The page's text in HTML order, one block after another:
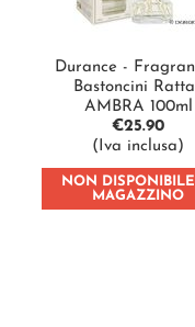
Durance -
Bastoncini
AMBRA 100ml
€25.90
(Iva inclusa)
NON
MAGAZZINO